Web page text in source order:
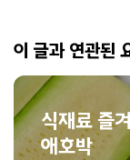
이 글과 연관된
식재료 즐
애호박